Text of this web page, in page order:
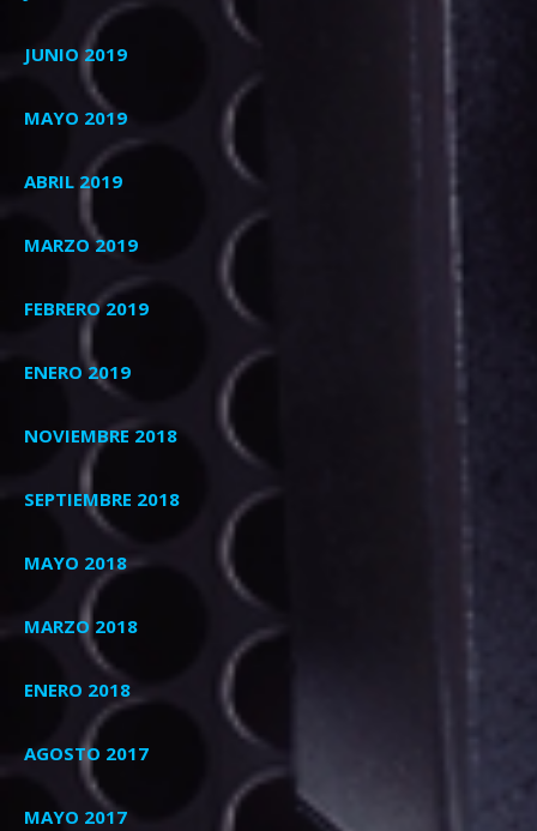
JUNIO 2019
MAYO 2019
ABRIL 2019
MARZO 2019
FEBRERO 2019
ENERO 2019
NOVIEMBRE 2018
SEPTIEMBRE 2018
MAYO 2018
MARZO 2018
ENERO 2018
AGOSTO 2017
MAYO 2017